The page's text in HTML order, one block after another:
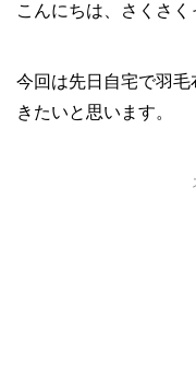
こんにちは、さくさく
今回は先日自宅で羽
きたいと思います。